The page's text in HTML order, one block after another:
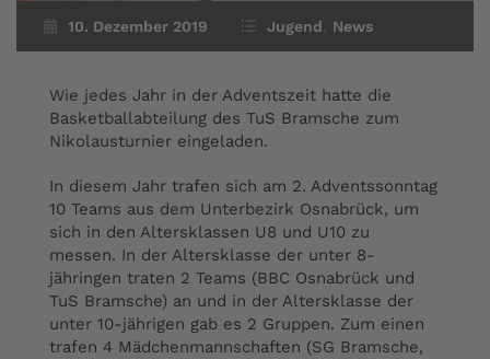
10. Dezember 2019 Jugend News
Wie jedes Jahr in der Adventszeit hatte die
Basketballabteilung des TuS Bramsche zum
Nikolausturnier eingeladen.
In diesem Jahr trafen sich am 2. Adventssonntag
10 Teams aus dem Unterbezirk Osnabrück, um
sich in den Altersklassen U8 und U10 zu
messen. In der Altersklasse der unter 8-
jähringen traten 2 Teams (BBC Osnabrück und
TuS Bramsche) an und in der Altersklasse der
unter 10-jährigen gab es 2 Gruppen. Zum einen
trafen 4 Mädchenmannschaften (SG Bramsche,